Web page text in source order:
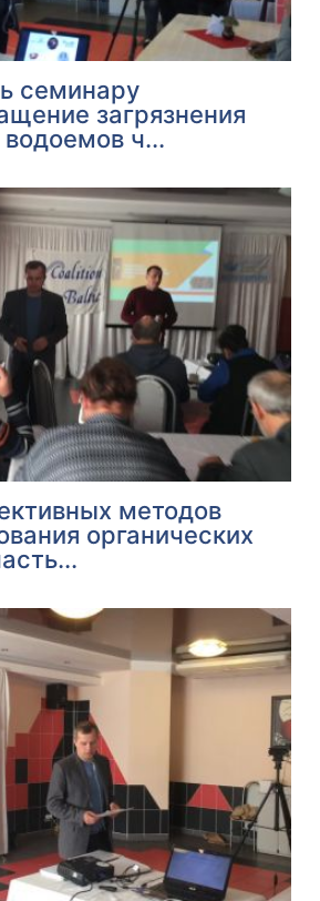
семинару
загрязнения
ч...
методов
органических